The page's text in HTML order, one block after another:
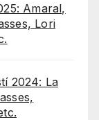
Amaral,
Lori
2024: La